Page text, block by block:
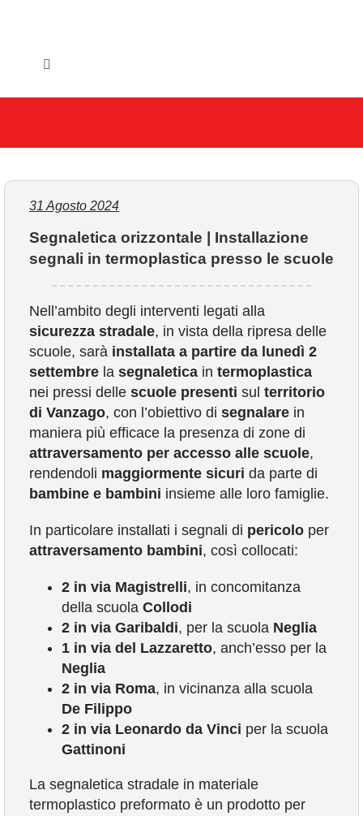
Toggle
IL COMUNE
SERVIZI E UTILITA’
AREE TEMATICHE
VIVERE VANZAGO
COMUNICAZIONE
31 Agosto 2024
Segnaletica orizzontale | Installazione
segnali in termoplastica presso le scuole
Nell’ambito degli interventi legati alla
sicurezza stradale, in vista della ripresa delle
scuole, sarà installata a partire da lunedì 2
settembrela segnaleticain termoplastica
nei pressi delle scuole presenti sul territorio
di Vanzago, con l’obiettivo di segnalarein
maniera più efficace la presenza di zone di
attraversamento per accesso alle scuole,
rendendoli maggiormente sicuri da parte di
bambine e bambini insieme alle loro famiglie.
In particolare installati i segnali di pericolo per
attraversamento bambini, così collocati:
2 in via Magistrelli, in concomitanza
della scuola Collodi
2 in via Garibaldi, per la scuola Neglia
1 in via del Lazzaretto, anch’esso per la
Neglia
2 in via Roma, in vicinanza alla scuola
De Filippo
2 in via Leonardo da Vinci per la scuola
Gattinoni
La segnaletica stradale in materiale
termoplastico preformato è un prodotto per